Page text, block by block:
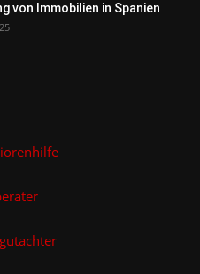
von Immobilien in Spanien